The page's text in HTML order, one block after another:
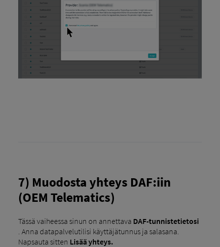
7) Muodosta yhteys DAF:iin
(OEM Telematics)
Tässä vaiheessa sinun on annettava DAF-tunnistetietosi
. Anna datapalvelutilisi käyttäjätunnus ja salasana.
Napsauta sitten Lisää yhteys.